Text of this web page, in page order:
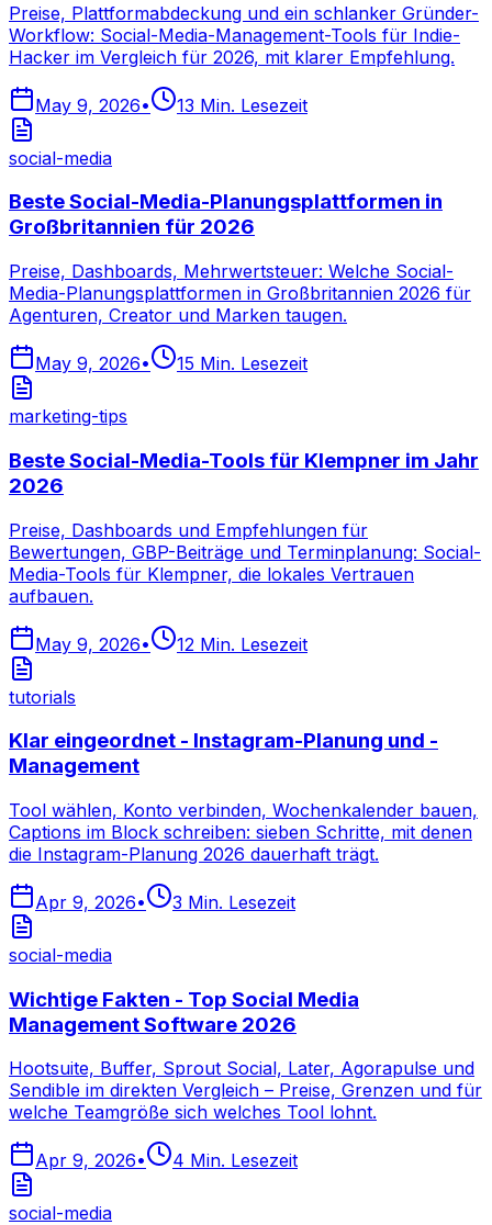
Preise, Plattformabdeckung und ein schlanker Gründer-
Workflow: Social-Media-Management-Tools für Indie-
Hacker im Vergleich für 2026, mit klarer Empfehlung.
May 9, 2026• 13 Min. Lesezeit
social-media
Beste Social-Media-Planungsplattformen in
Großbritannien für 2026
Preise, Dashboards, Mehrwertsteuer: Welche Social-
Media-Planungsplattformen in Großbritannien 2026 für
Agenturen, Creator und Marken taugen.
May 9, 2026• 15 Min. Lesezeit
marketing-tips
Beste Social-Media-Tools für Klempner im Jahr
2026
Preise, Dashboards und Empfehlungen für
Bewertungen, GBP-Beiträge und Terminplanung: Social-
Media-Tools für Klempner, die lokales Vertrauen
aufbauen.
May 9, 2026• 12 Min. Lesezeit
tutorials
Klar eingeordnet - Instagram-Planung und -
Management
Tool wählen, Konto verbinden, Wochenkalender bauen,
Captions im Block schreiben: sieben Schritte, mit denen
die Instagram-Planung 2026 dauerhaft trägt.
Apr 9, 2026• 3 Min. Lesezeit
social-media
Wichtige Fakten - Top Social Media
Management Software 2026
Hootsuite, Buffer, Sprout Social, Later, Agorapulse und
Sendible im direkten Vergleich – Preise, Grenzen und für
welche Teamgröße sich welches Tool lohnt.
Apr 9, 2026• 4 Min. Lesezeit
social-media